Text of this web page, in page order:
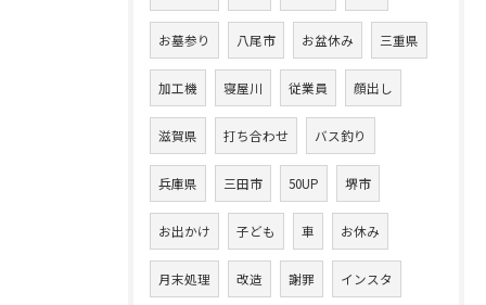
お墓参り 八尾市 お盆休み 三重県
加工機 寝屋川 従業員 顔出し
滋賀県 打ち合わせ バス釣り
兵庫県 三田市 50UP 堺市
お出かけ 子ども 車 お休み
月末処理 改造 謝罪 インスタ